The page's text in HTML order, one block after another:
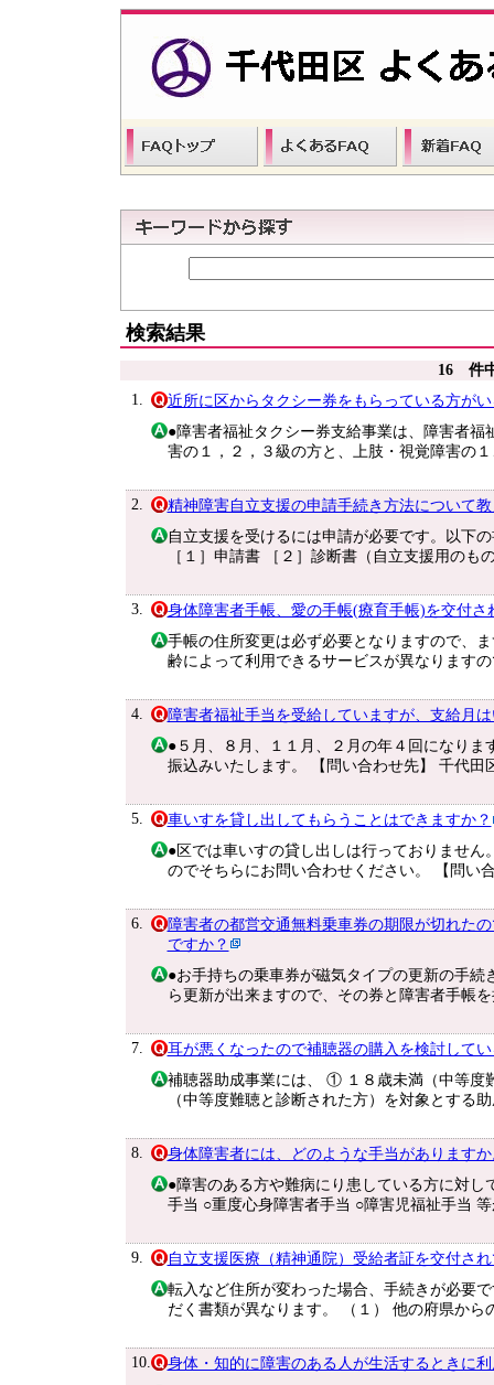
検索結果
16 件
1.
近所に区からタクシー券をもらっている方が
●障害者福祉タクシー券支給事業は、障害者
害の１，２，３級の方と、上肢・視覚障害の
2.
精神障害自立支援の申請手続き方法について
自立支援を受けるには申請が必要です。以下
［１］申請書 ［２］診断書（自立支援用のも
3.
身体障害者手帳、愛の手帳(療育手帳)を交付
手帳の住所変更は必ず必要となりますので、
齢によって利用できるサービスが異なります
4.
障害者福祉手当を受給していますが、支給月
●５月、８月、１１月、２月の年４回になり
振込みいたします。 【問い合わせ先】 千代
5.
車いすを貸し出してもらうことはできますか？
●区では車いすの貸し出しは行っておりませ
のでそちらにお問い合わせください。 【問い
6.
障害者の都営交通無料乗車券の期限が切れた
ですか？
●お手持ちの乗車券が磁気タイプの更新の手
ら更新が出来ますので、その券と障害者手帳
7.
耳が悪くなったので補聴器の購入を検討して
補聴器助成事業には、 ① １８歳未満（中等度
（中等度難聴と診断された方）を対象とする
8.
身体障害者には、どのような手当がありますか
●障害のある方や難病にり患している方に対
手当 ○重度心身障害者手当 ○障害児福祉手当
9.
自立支援医療（精神通院）受給者証を交付さ
転入など住所が変わった場合、手続きが必要
だく書類が異なります。 （１） 他の府県か
10.
身体・知的に障害のある人が生活するときに